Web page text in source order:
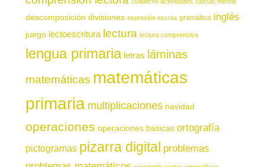
descomposición divisiones expresión escrita gramática inglés
juego lectoescritura lectura lectura comprensiva
lengua primaria letras láminas
matemáticas matemáticas
primaria multiplicaciones navidad
operaciones operaciones básicas ortografía
pictogramas pizarra digital problemas